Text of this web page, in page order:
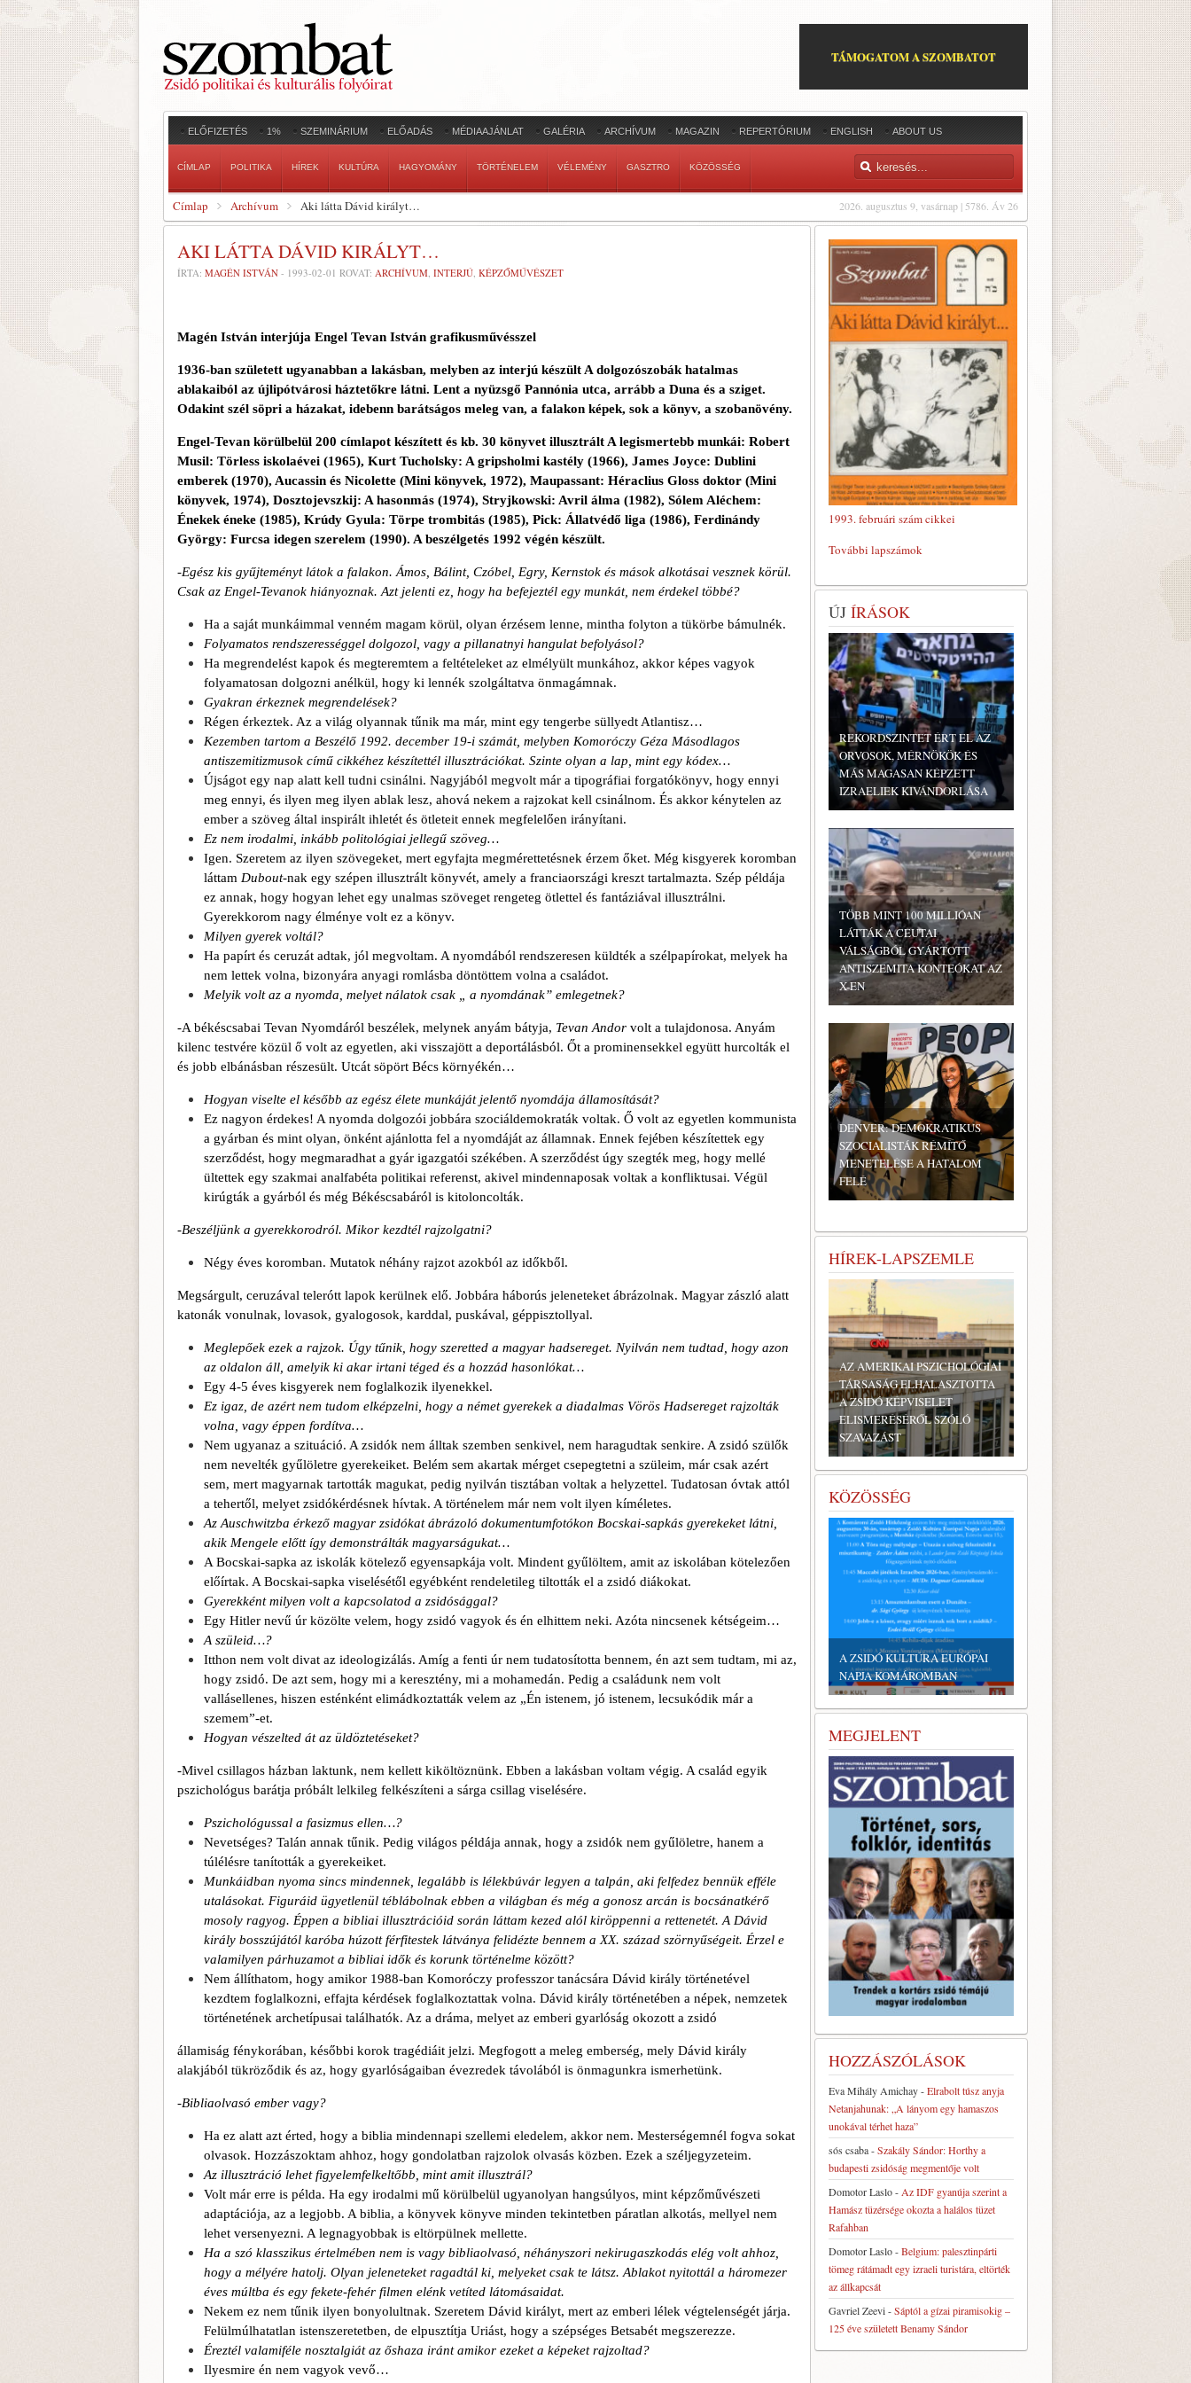
TÁMOGATOM A SZOMBATOT
ELŐFIZETÉS 1% SZEMINÁRIUM ELŐADÁS MÉDIAAJÁNLAT GALÉRIA ARCHÍVUM MAGAZIN REPERTÓRIUM ENGLISH ABOUT US
CÍMLAP POLITIKA HÍREK KULTÚRA HAGYOMÁNY TÖRTÉNELEM VÉLEMÉNY GASZTRO KÖZÖSSÉG
2026. augusztus 9, vasárnap | 5786. Áv 26
Címlap Archívum Aki látta Dávid királyt…
AKI LÁTTA DÁVID KIRÁLYT…
ÍRTA: MAGÉN ISTVÁN - 1993-02-01 ROVAT: ARCHÍVUM, INTERJÚ, KÉPZŐMŰVÉSZET
Magén István interjúja Engel Tevan István grafikusművésszel
1936-ban született ugyanabban a lakásban, melyben az interjú készült A dolgozószobák hatalmas
ablakaiból az újlipótvárosi háztetőkre látni. Lent a nyüzsgő Pannónia utca, arrább a Duna és a sziget.
Odakint szél söpri a házakat, idebenn barátságos meleg van, a falakon képek, sok a könyv, a szobanövény.
Engel-Tevan körülbelül 200 címlapot készített és kb. 30 könyvet illusztrált A legismertebb munkái: Robert
Musil: Törless iskolaévei (1965), Kurt Tucholsky: A gripsholmi kastély (1966), James Joyce: Dublini
emberek (1970), Aucassin és Nicolette (Mini könyvek, 1972), Maupassant: Héraclius Gloss doktor (Mini
könyvek, 1974), Dosztojevszkij: A hasonmás (1974), Stryjkowski: Avril álma (1982), Sólem Aléchem:
Énekek éneke (1985), Krúdy Gyula: Törpe trombitás (1985), Pick: Állatvédő liga (1986), Ferdinándy
György: Furcsa idegen szerelem (1990). A beszélgetés 1992 végén készült.
-Egész kis gyűjteményt látok a falakon. Ámos, Bálint, Czóbel, Egry, Kernstok és mások alkotásai vesznek körül.
Csak az Engel-Tevanok hiányoznak. Azt jelenti ez, hogy ha befejeztél egy munkát, nem érdekel többé?
Ha a saját munkáimmal venném magam körül, olyan érzésem lenne, mintha folyton a tükörbe bámulnék.
Folyamatos rendszerességgel dolgozol, vagy a pillanatnyi hangulat befolyásol?
Ha megrendelést kapok és megteremtem a feltételeket az elmélyült munkához, akkor képes vagyok
folyamatosan dolgozni anélkül, hogy ki lennék szolgáltatva önmagámnak.
Gyakran érkeznek megrendelések?
Régen érkeztek. Az a világ olyannak tűnik ma már, mint egy tengerbe süllyedt Atlantisz…
Kezemben tartom a Beszélő 1992. december 19-i számát, melyben Komoróczy Géza Másodlagos
antiszemitizmusok című cikkéhez készítettél illusztrációkat. Szinte olyan a lap, mint egy kódex…
Újságot egy nap alatt kell tudni csinálni. Nagyjából megvolt már a tipográfiai forgatókönyv, hogy ennyi
meg ennyi, és ilyen meg ilyen ablak lesz, ahová nekem a rajzokat kell csinálnom. És akkor kénytelen az
ember a szöveg által inspirált ihletét és ötleteit ennek megfelelően irányítani.
Ez nem irodalmi, inkább politológiai jellegű szöveg…
Igen. Szeretem az ilyen szövegeket, mert egyfajta megmérettetésnek érzem őket. Még kisgyerek koromban
láttam Dubout-nak egy szépen illusztrált könyvét, amely a franciaországi kreszt tartalmazta. Szép példája
ez annak, hogy hogyan lehet egy unalmas szöveget rengeteg ötlettel és fantáziával illusztrálni.
Gyerekkorom nagy élménye volt ez a könyv.
Milyen gyerek voltál?
Ha papírt és ceruzát adtak, jól megvoltam. A nyomdából rendszeresen küldték a szélpapírokat, melyek ha
nem lettek volna, bizonyára anyagi romlásba döntöttem volna a családot.
Melyik volt az a nyomda, melyet nálatok csak „ a nyomdának” emlegetnek?
-A békéscsabai Tevan Nyomdáról beszélek, melynek anyám bátyja, Tevan Andor volt a tulajdonosa. Anyám
kilenc testvére közül ő volt az egyetlen, aki visszajött a deportálásból. Őt a prominensekkel együtt hurcolták el
és jobb elbánásban részesült. Utcát söpört Bécs környékén…
Hogyan viselte el később az egész élete munkáját jelentő nyomdája államosítását?
Ez nagyon érdekes! A nyomda dolgozói jobbára szociáldemokraták voltak. Ő volt az egyetlen kommunista
a gyárban és mint olyan, önként ajánlotta fel a nyomdáját az államnak. Ennek fejében készítettek egy
szerződést, hogy megmaradhat a gyár igazgatói székében. A szerződést úgy szegték meg, hogy mellé
ültettek egy szakmai analfabéta politikai referenst, akivel mindennaposak voltak a konfliktusai. Végül
kirúgták a gyárból és még Békéscsabáról is kitoloncolták.
-Beszéljünk a gyerekkorodról. Mikor kezdtél rajzolgatni?
Négy éves koromban. Mutatok néhány rajzot azokból az időkből.
Megsárgult, ceruzával telerótt lapok kerülnek elő. Jobbára háborús jeleneteket ábrázolnak. Magyar zászló alatt
katonák vonulnak, lovasok, gyalogosok, karddal, puskával, géppisztollyal.
Meglepőek ezek a rajzok. Úgy tűnik, hogy szeretted a magyar hadsereget. Nyilván nem tudtad, hogy azon
az oldalon áll, amelyik ki akar irtani téged és a hozzád hasonlókat…
Egy 4-5 éves kisgyerek nem foglalkozik ilyenekkel.
Ez igaz, de azért nem tudom elképzelni, hogy a német gyerekek a diadalmas Vörös Hadsereget rajzolták
volna, vagy éppen fordítva…
Nem ugyanaz a szituáció. A zsidók nem álltak szemben senkivel, nem haragudtak senkire. A zsidó szülők
nem nevelték gyűlöletre gyerekeiket. Belém sem akartak mérget csepegtetni a szüleim, már csak azért
sem, mert magyarnak tartották magukat, pedig nyilván tisztában voltak a helyzettel. Tudatosan óvtak attól
a tehertől, melyet zsidókérdésnek hívtak. A történelem már nem volt ilyen kíméletes.
Az Auschwitzba érkező magyar zsidókat ábrázoló dokumentumfotókon Bocskai-sapkás gyerekeket látni,
akik Mengele előtt így demonstrálták magyarságukat…
A Bocskai-sapka az iskolák kötelező egyensapkája volt. Mindent gyűlöltem, amit az iskolában kötelezően
előírtak. A Bocskai-sapka viselésétől egyébként rendeletileg tiltották el a zsidó diákokat.
Gyerekként milyen volt a kapcsolatod a zsidósággal?
Egy Hitler nevű úr közölte velem, hogy zsidó vagyok és én elhittem neki. Azóta nincsenek kétségeim…
A szüleid…?
Itthon nem volt divat az ideologizálás. Amíg a fenti úr nem tudatosította bennem, én azt sem tudtam, mi az,
hogy zsidó. De azt sem, hogy mi a keresztény, mi a mohamedán. Pedig a családunk nem volt
vallásellenes, hiszen esténként elimádkoztatták velem az „Én istenem, jó istenem, lecsukódik már a
szemem”-et.
Hogyan vészelted át az üldöztetéseket?
-Mivel csillagos házban laktunk, nem kellett kiköltöznünk. Ebben a lakásban voltam végig. A család egyik
pszichológus barátja próbált lelkileg felkészíteni a sárga csillag viselésére.
Pszichológussal a fasizmus ellen…?
Nevetséges? Talán annak tűnik. Pedig világos példája annak, hogy a zsidók nem gyűlöletre, hanem a
túlélésre tanították a gyerekeiket.
Munkáidban nyoma sincs mindennek, legalább is lélekbúvár legyen a talpán, aki felfedez bennük efféle
utalásokat. Figuráid ügyetlenül téblábolnak ebben a világban és még a gonosz arcán is bocsánatkérő
mosoly ragyog. Éppen a bibliai illusztrációid során láttam kezed alól kiröppenni a rettenetét. A Dávid
király bosszújától karóba húzott férfitestek látványa felidézte bennem a XX. század szörnyűségeit. Érzel e
valamilyen párhuzamot a bibliai idők és korunk történelme között?
Nem állíthatom, hogy amikor 1988-ban Komoróczy professzor tanácsára Dávid király történetével
kezdtem foglalkozni, effajta kérdések foglalkoztattak volna. Dávid király történetében a népek, nemzetek
történetének archetípusai találhatók. Az a dráma, melyet az emberi gyarlóság okozott a zsidó
államiság fénykorában, későbbi korok tragédiáit jelzi. Megfogott a meleg emberség, mely Dávid király
alakjából tükröződik és az, hogy gyarlóságaiban évezredek távolából is önmagunkra ismerhetünk.
-Bibliaolvasó ember vagy?
Ha ez alatt azt érted, hogy a biblia mindennapi szellemi eledelem, akkor nem. Mesterségemnél fogva sokat
olvasok. Hozzászoktam ahhoz, hogy gondolatban rajzolok olvasás közben. Ezek a széljegyzeteim.
Az illusztráció lehet figyelemfelkeltőbb, mint amit illusztrál?
Volt már erre is példa. Ha egy irodalmi mű körülbelül ugyanolyan hangsúlyos, mint képzőművészeti
adaptációja, az a legjobb. A biblia, a könyvek könyve minden tekintetben páratlan alkotás, mellyel nem
lehet versenyezni. A legnagyobbak is eltörpülnek mellette.
Ha a szó klasszikus értelmében nem is vagy bibliaolvasó, néhányszori nekirugaszkodás elég volt ahhoz,
hogy a mélyére hatolj. Olyan jeleneteket ragadtál ki, melyeket csak te látsz. Ablakot nyitottál a háromezer
éves múltba és egy fekete-fehér filmen elénk vetíted látomásaidat.
Nekem ez nem tűnik ilyen bonyolultnak. Szeretem Dávid királyt, mert az emberi lélek végtelenségét járja.
Felülmúlhatatlan istenszeretetben, de elpusztítja Uriást, hogy a szépséges Betsabét megszerezze.
Éreztél valamiféle nosztalgiát az őshaza iránt amikor ezeket a képeket rajzoltad?
Ilyesmire én nem vagyok vevő…
1993. februári szám cikkei
További lapszámok
ÚJ ÍRÁSOK
REKORDSZINTET ÉRT EL AZ
ORVOSOK, MÉRNÖKÖK ÉS
MÁS MAGASAN KÉPZETT
IZRAELIEK KIVÁNDORLÁSA
TÖBB MINT 100 MILLIÓAN
LÁTTÁK A CEUTAI
VÁLSÁGBÓL GYÁRTOTT
ANTISZEMITA KONTEÓKAT AZ
X-EN
DENVER: DEMOKRATIKUS
SZOCIALISTÁK RÉMÍTŐ
MENETELÉSE A HATALOM
FELÉ
HÍREK-LAPSZEMLE
AZ AMERIKAI PSZICHOLÓGIAI
TÁRSASÁG ELHALASZTOTTA
A ZSIDÓ KÉPVISELET
ELISMERÉSÉRŐL SZÓLÓ
SZAVAZÁST
KÖZÖSSÉG
EMLÉKTÁBLÁT ÁLLÍTOTTAK
A KÖRÖSTARCSÁRÓL
ELHURCOLT ZSIDÓSÁG
TISZTELETÉRE
MEGJELENT
HOZZÁSZÓLÁSOK
Eva Mihály Amichay-Elrabolt túsz anyja
Netanjahunak: „A lányom egy hamaszos
unokával térhet haza”
sós csaba-Szakály Sándor: Horthy a
budapesti zsidóság megmentője volt
Domotor Laslo- Az IDF gyanúja szerint a
Hamász tüzérsége okozta a halálos tüzet
Rafahban
Domotor Laslo-Belgium: palesztinpárti
tömeg rátámadt egy izraeli turistára, eltörték
az állkapcsát
Gavriel Zeevi-Sáptól a gízai piramisokig –
125 éve született Benamy Sándor